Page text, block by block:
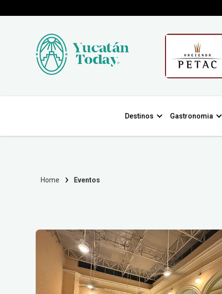
Destinos Gastronomia
Home Eventos